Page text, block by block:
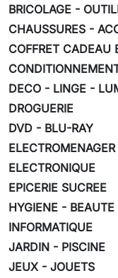
BRICOLAGE -
CHAUSSURES -
COFFRET CADEAU
DECO - LINGE -
DROGUERIE
DVD - BLU-RAY
ELECTROMENAGER
ELECTRONIQUE
EPICERIE SUCREE
HYGIENE -
INFORMATIQUE
JARDIN - PISCINE
JEUX - JOUETS